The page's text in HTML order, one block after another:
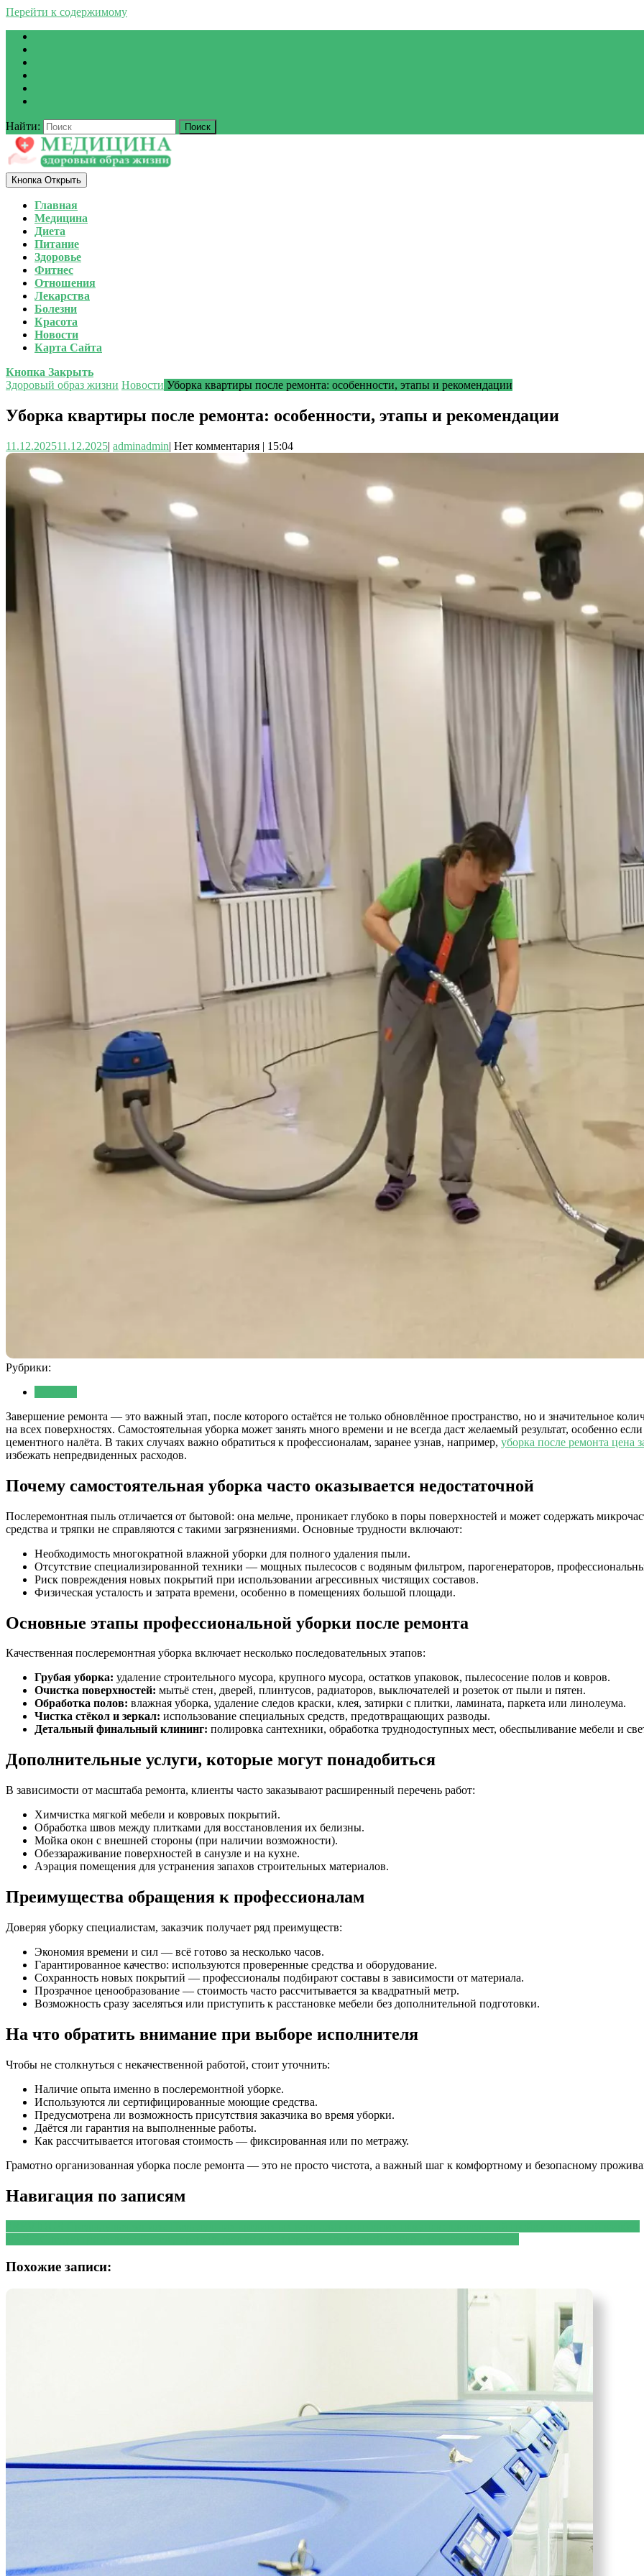
Перейти к содержимому
Найти:
Кнопка Открыть
Главная
Медицина
Диета
Питание
Здоровье
Фитнес
Отношения
Лекарства
Болезни
Красота
Новости
Карта Сайта
Кнопка Закрыть
Здоровый образ жизни Новости Уборка квартиры после ремонта: особенности, этапы и рекомендации
Уборка квартиры после ремонта: особенности, этапы и рекомендации
11.12.202511.12.2025| adminadmin| Нет комментария | 15:04
Рубрики:
Завершение ремонта — это важный этап, после которого остаётся не только обновлённое пространство, но и значительное
на всех поверхностях. Самостоятельная уборка может занять много времени и не всегда даст желаемый результат, особенно
цементного налёта. В таких случаях важно обратиться к профессионалам, заранее узнав, например, уборка после ремонта цена
избежать непредвиденных расходов.
Почему самостоятельная уборка часто оказывается недостаточной
Послеремонтная пыль отличается от бытовой: она мельче, проникает глубоко в поры поверхностей и может содержать
средства и тряпки не справляются с такими загрязнениями. Основные трудности включают:
Необходимость многократной влажной уборки для полного удаления пыли.
Отсутствие специализированной техники — мощных пылесосов с водяным фильтром, парогенераторов,
Риск повреждения новых покрытий при использовании агрессивных чистящих составов.
Физическая усталость и затрата времени, особенно в помещениях большой площади.
Основные этапы профессиональной уборки после ремонта
Качественная послеремонтная уборка включает несколько последовательных этапов:
Грубая уборка: удаление строительного мусора, крупного мусора, остатков упаковок, пылесосение полов и ковров.
Очистка поверхностей: мытьё стен, дверей, плинтусов, радиаторов, выключателей и розеток от пыли и пятен.
Обработка полов: влажная уборка, удаление следов краски, клея, затирки с плитки, ламината, паркета или линолеума.
Чистка стёкол и зеркал: использование специальных средств, предотвращающих разводы.
Детальный финальный клининг: полировка сантехники, обработка труднодоступных мест, обеспыливание мебели и
Дополнительные услуги, которые могут понадобиться
В зависимости от масштаба ремонта, клиенты часто заказывают расширенный перечень работ:
Химчистка мягкой мебели и ковровых покрытий.
Обработка швов между плитками для восстановления их белизны.
Мойка окон с внешней стороны (при наличии возможности).
Обеззараживание поверхностей в санузле и на кухне.
Аэрация помещения для устранения запахов строительных материалов.
Преимущества обращения к профессионалам
Доверяя уборку специалистам, заказчик получает ряд преимуществ:
Экономия времени и сил — всё готово за несколько часов.
Гарантированное качество: используются проверенные средства и оборудование.
Сохранность новых покрытий — профессионалы подбирают составы в зависимости от материала.
Прозрачное ценообразование — стоимость часто рассчитывается за квадратный метр.
Возможность сразу заселяться или приступить к расстановке мебели без дополнительной подготовки.
На что обратить внимание при выборе исполнителя
Чтобы не столкнуться с некачественной работой, стоит уточнить:
Наличие опыта именно в послеремонтной уборке.
Используются ли сертифицированные моющие средства.
Предусмотрена ли возможность присутствия заказчика во время уборки.
Даётся ли гарантия на выполненные работы.
Как рассчитывается итоговая стоимость — фиксированная или по метражу.
Грамотно организованная уборка после ремонта — это не просто чистота, а важный шаг к комфортному и безопасному
Навигация по записям
Похожие записи: